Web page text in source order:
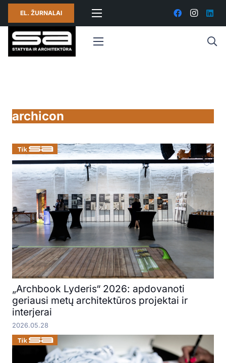
EL. ŽURNALAI
archicon
„Archbook Lyderis“ 2026: apdovanoti
geriausi metų architektūros projektai ir
interjerai
2026.05.28